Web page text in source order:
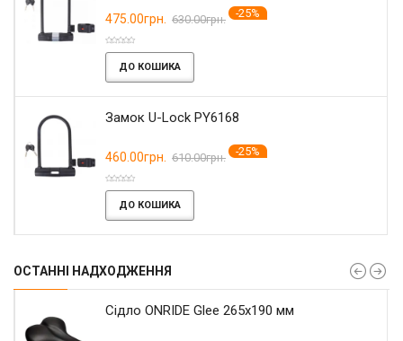
475.00грн. 630.00грн. -25%
ДО КОШИКА
Замок U-Lock PY6168
460.00грн. 610.00грн. -25%
ДО КОШИКА
ОСТАННІ НАДХОДЖЕННЯ
Сідло ONRIDE Glee 265x190 мм